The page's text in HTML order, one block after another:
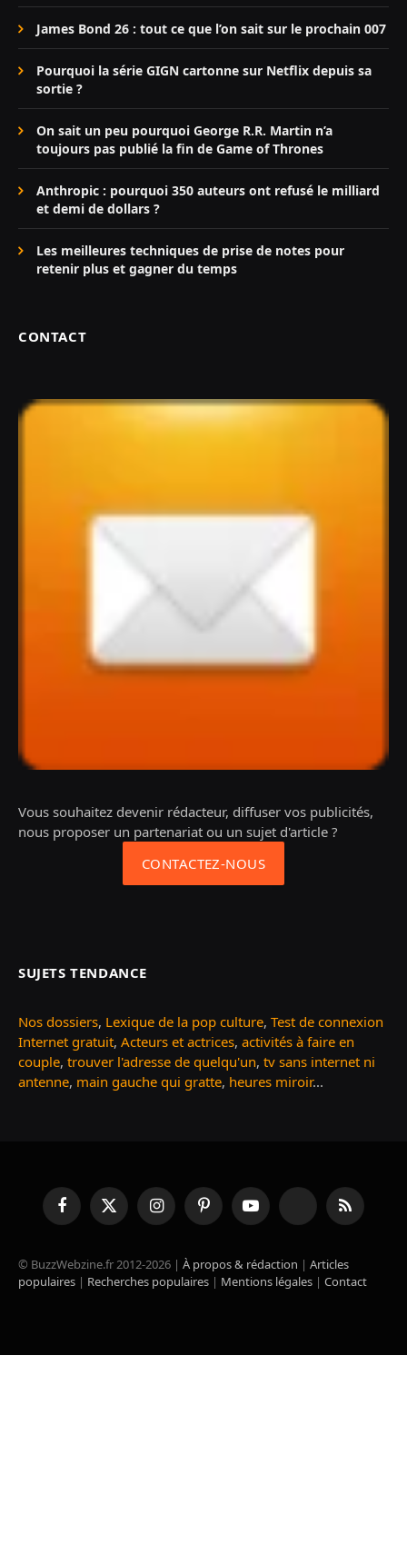
James Bond 26 : tout ce que l’on sait sur le prochain 007
Pourquoi la série GIGN cartonne sur Netflix depuis sa
sortie ?
On sait un peu pourquoi George R.R. Martin n’a
toujours pas publié la fin de Game of Thrones
Anthropic : pourquoi 350 auteurs ont refusé le milliard
et demi de dollars ?
Les meilleures techniques de prise de notes pour
retenir plus et gagner du temps
CONTACT
Vous souhaitez devenir rédacteur, diffuser vos publicités,
nous proposer un partenariat ou un sujet d'article ?
CONTACTEZ-NOUS
SUJETS TENDANCE
Nos dossiers, Lexique de la pop culture, Test de connexion
Internet gratuit, Acteurs et actrices, activités à faire en
couple, trouver l'adresse de quelqu'un, tv sans internet ni
antenne, main gauche qui gratte, heures miroir...
FacebookX
(Twitter)
InstagramPinterestYouTube TikTok RSS
© BuzzWebzine.fr 2012-2026 | À propos & rédaction | Articles
populaires | Recherches populaires | Mentions légales | Contact